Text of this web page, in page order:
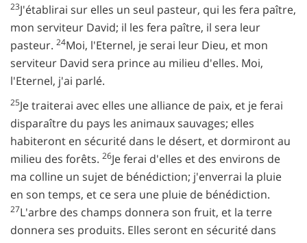
23J'établirai sur elles un seul pasteur, qui les fera paître,
mon serviteur David; il les fera paître, il sera leur
pasteur. 24Moi, l'Eternel, je serai leur Dieu, et mon
serviteur David sera prince au milieu d'elles. Moi,
l'Eternel, j'ai parlé.
25Je traiterai avec elles une alliance de paix, et je ferai
disparaître du pays les animaux sauvages; elles
habiteront en sécurité dans le désert, et dormiront au
milieu des forêts. 26Je ferai d'elles et des environs de
ma colline un sujet de bénédiction; j'enverrai la pluie
en son temps, et ce sera une pluie de bénédiction.
27L'arbre des champs donnera son fruit, et la terre
donnera ses produits. Elles seront en sécurité dans